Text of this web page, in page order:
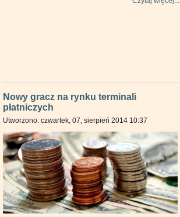
Nowy gracz na rynku terminali
płatniczych
Utworzono: czwartek, 07, sierpień 2014 10:37